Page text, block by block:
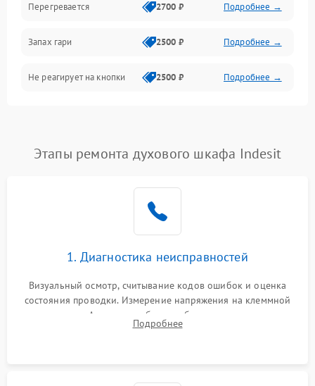
Перегревается 2700 ₽ Подробнее →
Запах гари 2500 ₽ Подробнее →
Не реагирует на кнопки 2500 ₽ Подробнее →
Этапы ремонта духового шкафа Indesit
1. Диагностика неисправностей
Визуальный осмотр, считывание кодов ошибок и оценка
состояния проводки. Измерение напряжения на клеммной
колодке. Анализ жалоб на проблемы с нагревом,
конвекцией, панелью управления или блокировкой дверцы.
Подробнее